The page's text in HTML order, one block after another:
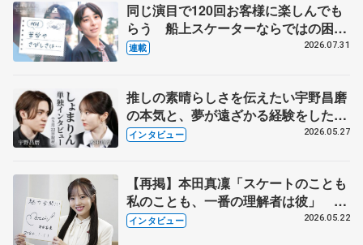
同じ演目で120回お客様に楽しんでも
らう 船上スケーターならではの困難
とは 影響あったPIW前キャプテン松
連載 2026.07.31
推しの素晴らしさを伝えたい宇野昌磨
の本気と、夢が遠ざかる経験をした本
田真凜の覚悟
インタビュー 2026.05.27
【再掲】本田真凜「スケートのことも
私のことも、一番の理解者は彼」 引
退時の単独インタビューで語った競技
インタビュー 2026.05.22